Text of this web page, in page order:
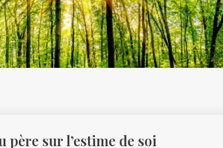
père sur l’estime de soi